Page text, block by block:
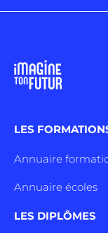
LES
Annuaire
Annuaire écoles
LES DIPLÔMES